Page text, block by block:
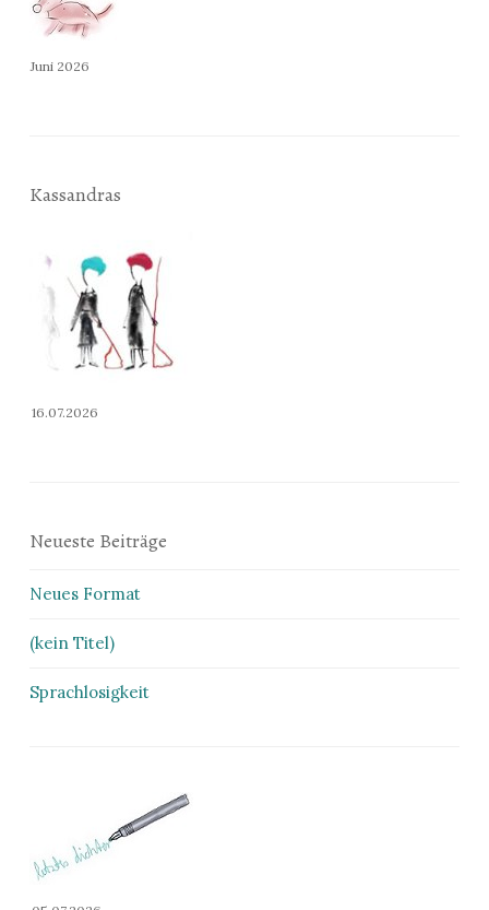
Juni 2026
Kassandras
16.07.2026
Neueste Beiträge
Neues Format
(kein Titel)
Sprachlosigkeit